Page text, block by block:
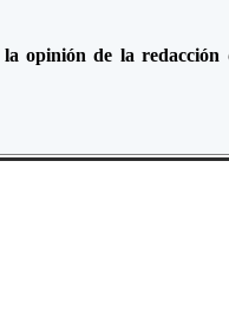
opinión de la redacción